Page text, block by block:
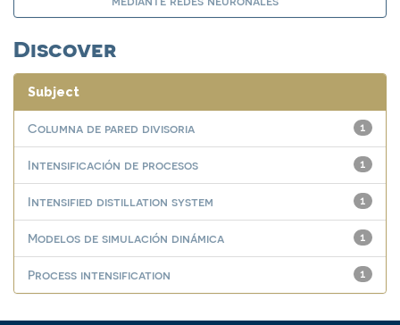
Discover
Subject
1
Columna de pared divisoria
1
Intensificación de procesos
1
Intensified distillation system
1
Modelos de simulación dinámica
1
Process intensification